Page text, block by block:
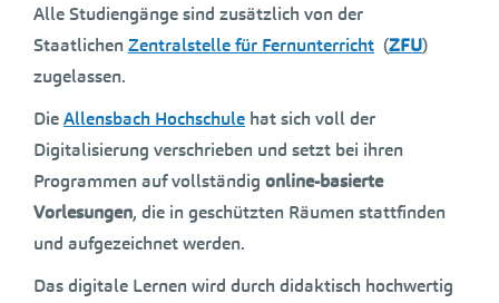
Alle Studiengänge sind zusätzlich von der
Staatlichen Zentralstelle für Fernunterricht (ZFU)
zugelassen.
DieAllensbach Hochschule hat sich voll der
Digitalisierung verschrieben und setzt bei ihren
Programmen auf vollständig online-basierte
Vorlesungen, die in geschützten Räumen stattfinden
und aufgezeichnet werden.
Das digitale Lernen wird durch didaktisch hochwertig